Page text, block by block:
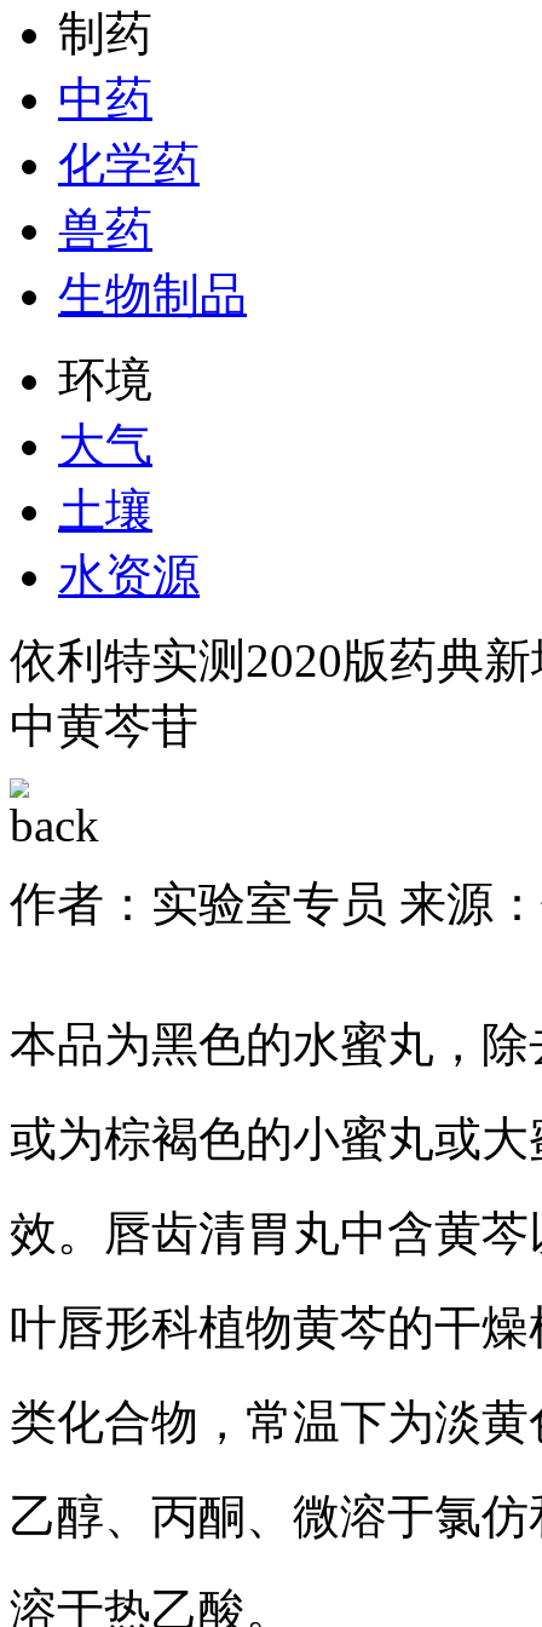
制药
中药
化学药
兽药
生物制品
环境
大气
土壤
水资源
依利特实测2020版药典
中黄芩苷
作者：实验室专员 来源
本品为黑色的水蜜丸，
或为棕褐色的小蜜丸或
效。唇齿清胃丸中含黄
叶唇形科植物黄芩的干
类化合物，常温下为淡
乙醇、丙酮、微溶于氯
溶于热乙酸。